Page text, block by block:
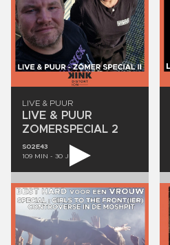
LIVE & PUUR
LIVE & PUUR
ZOMERSPECIAL 2
S02E43
109 MIN - 30 JULI